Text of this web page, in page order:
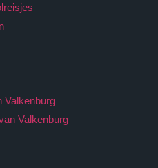
Valkenburg
Valkenburg